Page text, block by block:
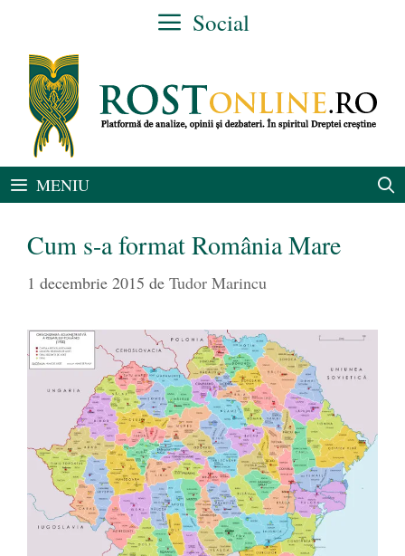
conținut
Social
MENIU
Cum s-a format România Mare
1 decembrie 2015 de Tudor Marincu